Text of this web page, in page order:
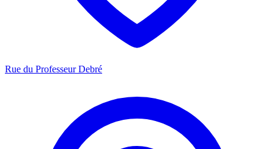
Rue du Professeur Debré